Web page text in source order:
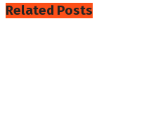
Related Posts